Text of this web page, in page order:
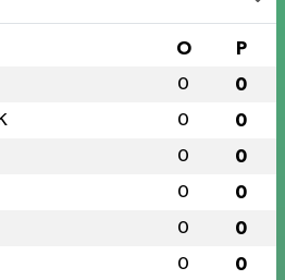
O P
0 0
0 0
0 0
0 0
0 0
0 0